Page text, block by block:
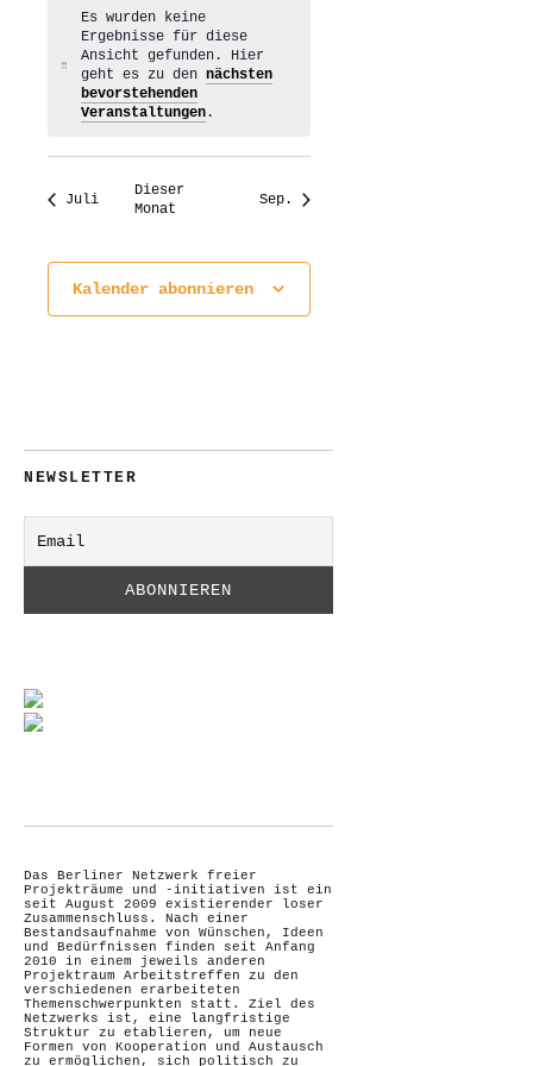
Hinweis
Es wurden keine
Ergebnisse für diese
Ansicht gefunden. Hier
geht es zu dennächsten
bevorstehenden
Veranstaltungen .
Juli
Dieser
Monat
Sep.
Kalender abonnieren
NEWSLETTER
Das Berliner Netzwerk freier
Projekträume und -initiativen ist ein
seit August 2009 existierender loser
Zusammenschluss. Nach einer
Bestandsaufnahme von Wünschen, Ideen
und Bedürfnissen finden seit Anfang
2010 in einem jeweils anderen
Projektraum Arbeitstreffen zu den
verschiedenen erarbeiteten
Themenschwerpunkten statt. Ziel des
Netzwerks ist, eine langfristige
Struktur zu etablieren, um neue
Formen von Kooperation und Austausch
zu ermöglichen, sich politisch zu